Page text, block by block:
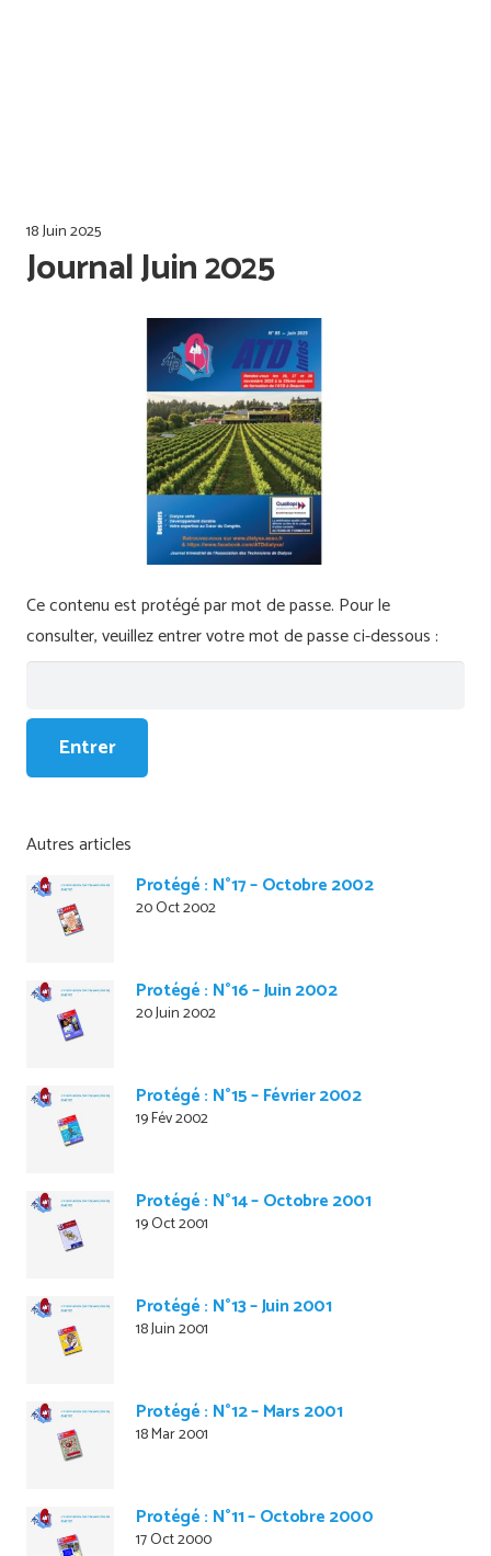
18 Juin 2025
Journal Juin 2025
Ce contenu est protégé par mot de passe. Pour le
consulter, veuillez entrer votre mot de passe ci-dessous :
Autres articles
Protégé : N°17 – Octobre 2002
20 Oct 2002
Protégé : N°16 – Juin 2002
20 Juin 2002
Protégé : N°15 – Février 2002
19 Fév 2002
Protégé : N°14 – Octobre 2001
19 Oct 2001
Protégé : N°13 – Juin 2001
18 Juin 2001
Protégé : N°12 – Mars 2001
18 Mar 2001
Protégé : N°11 – Octobre 2000
17 Oct 2000